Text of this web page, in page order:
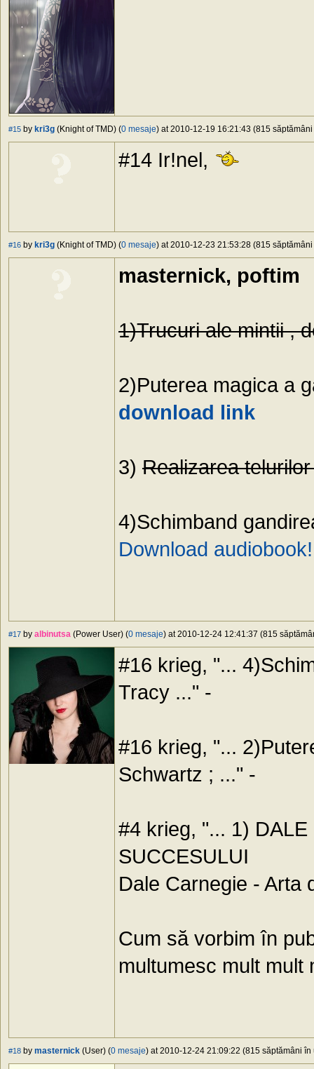
#15 by kri3g (Knight of TMD) (0 mesaje) at 2010-12-19 16:21:43 (815
#14 Ir!nel,
#16 by kri3g (Knight of TMD) (0 mesaje) at 2010-12-23 21:53:28 (815
masternick, poftim
1)Trucuri ale mintii ,
2)Puterea magica a
download link
3) Realizarea
4)Schimband
Download audiobook!
#17 by albinutsa (Power User) (0 mesaje) at 2010-12-24 12:41:37 (815
#16 krieg, "...
Tracy ..." -
#16 krieg, "...
Schwartz ; ..." -
#4 krieg, "... 1)
SUCCESULUI
Dale Carnegie - Arta
Cum să vorbim în
multumesc mult mult
#18 by masternick (User) (0 mesaje) at 2010-12-24 21:09:22 (815 săptămâni în